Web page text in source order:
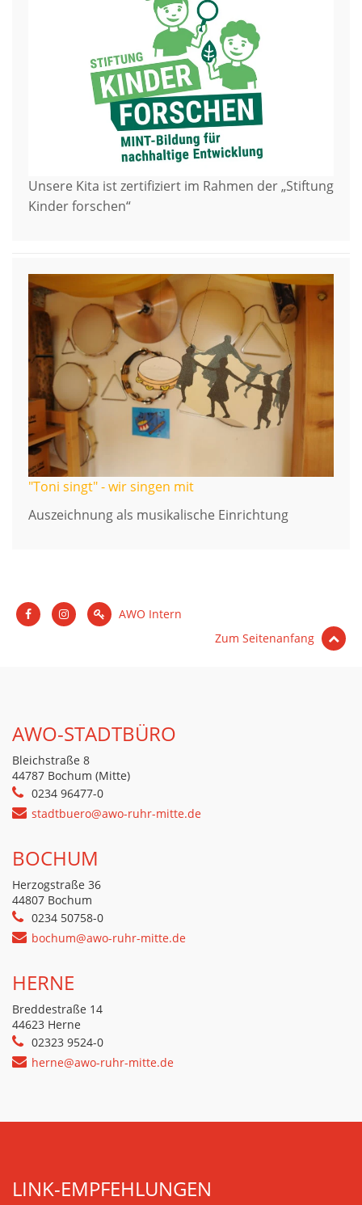
Unsere Kita ist zertifiziert im Rahmen der „Stiftung
Kinder forschen“
"Toni singt" - wir singen mit
Auszeichnung als musikalische Einrichtung
AWO Intern
Zum Seitenanfang
AWO-STADTBÜRO
Bleichstraße 8
44787 Bochum (Mitte)
0234 96477-0
stadtbuero@awo-ruhr-mitte.de
BOCHUM
Herzogstraße 36
44807 Bochum
0234 50758-0
bochum@awo-ruhr-mitte.de
HERNE
Breddestraße 14
44623 Herne
02323 9524-0
herne@awo-ruhr-mitte.de
LINK-EMPFEHLUNGEN